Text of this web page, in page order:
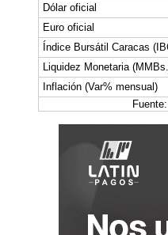
Dólar oficial
Euro oficial
Índice Bursátil Caracas
Liquidez Monetaria
Inflación (Var% mensual)